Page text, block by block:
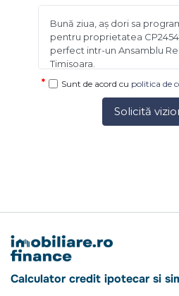
Sunt de acord cu politica de
Solicită